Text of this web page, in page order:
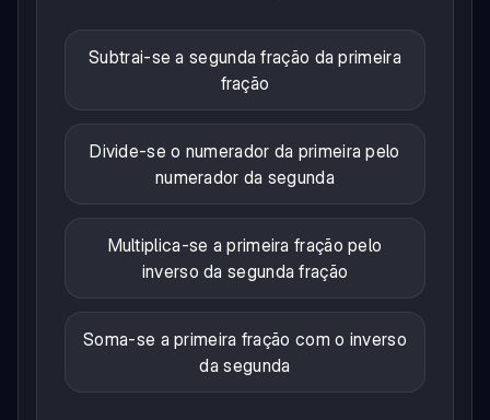
Subtrai-se a segunda fração da primeira
fração
Divide-se o numerador da primeira pelo
numerador da segunda
Multiplica-se a primeira fração pelo
inverso da segunda fração
Soma-se a primeira fração com o inverso
da segunda